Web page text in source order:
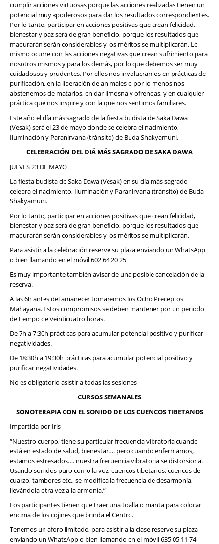
cumplir acciones virtuosas porque las acciones realizadas tienen un
potencial muy «poderoso» para dar los resultados correspondientes.
Por lo tanto, participar en acciones positivas que crean felicidad,
bienestar y paz será de gran beneficio, porque los resultados que
madurarán serán considerables y los méritos se multiplicarán. Lo
mismo ocurre con las acciones negativas que crean sufrimiento para
nosotros mismos y para los demás, por lo que debemos ser muy
cuidadosos y prudentes. Por ellos nos involucramos en prácticas de
purificación, en la liberación de animales o por lo menos nos
abstenemos de matarlos, en dar limosna y ofrendas, y en cualquier
práctica que nos inspire y con la que nos sentimos familiares.
Este año el día más sagrado de la fiesta budista de Saka Dawa
(Vesak) será el 23 de mayo donde se celebra el nacimiento,
Iluminación y Paranirvana (tránsito) de Buda Shakyamuni.
CELEBRACIÓN DEL DIÁ MÁS SAGRADO DE SAKA DAWA
JUEVES 23 DE MAYO
La fiesta budista de Saka Dawa (Vesak) en su día más sagrado
celebra el nacimiento, Iluminación y Paranirvana (tránsito) de Buda
Shakyamuni.
Por lo tanto, participar en acciones positivas que crean felicidad,
bienestar y paz será de gran beneficio, porque los resultados que
madurarán serán considerables y los méritos se multiplicarán.
Para asistir a la celebración reserve su plaza enviando un WhatsApp
o bien llamando en el móvil 602 64 20 25
Es muy importante también avisar de una posible cancelación de la
reserva.
A las 6h antes del amanecer tomaremos los Ocho Preceptos
Mahayana. Estos compromisos se deben mantener por un periodo
de tiempo de veinticuatro horas.
De 7h a 7:30h prácticas para acumular potencial positivo y purificar
negatividades.
De 18:30h a 19:30h prácticas para acumular potencial positivo y
purificar negatividades.
No es obligatorio asistir a todas las sesiones
CURSOS SEMANALES
SONOTERAPIA CON EL SONIDO DE LOS CUENCOS TIBETANOS
Impartida por Iris
“Nuestro cuerpo, tiene su particular frecuencia vibratoria cuando
está en estado de salud, bienestar…. pero cuando enfermamos,
estamos estresados…. nuestra frecuencia vibratoria se distorsiona.
Usando sonidos puro como la voz, cuencos tibetanos, cuencos de
cuarzo, tambores etc., se modifica la frecuencia de desarmonía,
llevándola otra vez a la armonía.”
Los participantes tienen que traer una toalla o manta para colocar
encima de los cojines que brinda el Centro.
Tenemos un aforo limitado, para asistir a la clase reserve su plaza
enviando un WhatsApp o bien llamando en el móvil 635 05 11 74.